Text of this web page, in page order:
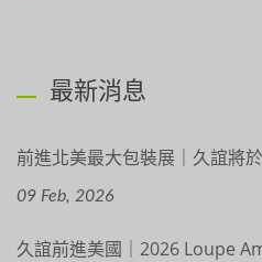
最新消息
前進北美最大包裝展｜久誼將
09 Feb, 2026
久誼前進美國｜2026 Loupe